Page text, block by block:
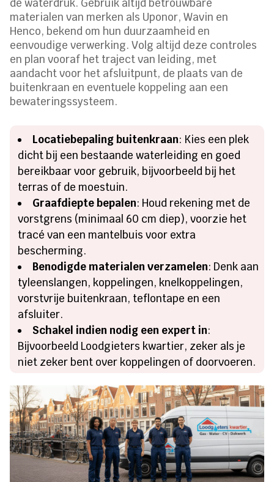
de waterdruk. Gebruik altijd betrouwbare
materialen van merken als Uponor, Wavin en
Henco, bekend om hun duurzaamheid en
eenvoudige verwerking. Volg altijd deze controles
en plan vooraf het traject van leiding, met
aandacht voor het afsluitpunt, de plaats van de
buitenkraan en eventuele koppeling aan een
bewateringssysteem.
Locatiebepaling buitenkraan: Kies een plek
dicht bij een bestaande waterleiding en goed
bereikbaar voor gebruik, bijvoorbeeld bij het
terras of de moestuin.
Graafdiepte bepalen: Houd rekening met de
vorstgrens (minimaal 60 cm diep), voorzie het
tracé van een mantelbuis voor extra
bescherming.
Benodigde materialen verzamelen: Denk aan
tyleenslangen, koppelingen, knelkoppelingen,
vorstvrije buitenkraan, teflontape en een
afsluiter.
Schakel indien nodig een expert in:
Bijvoorbeeld Loodgieters kwartier, zeker als je
niet zeker bent over koppelingen of doorvoeren.